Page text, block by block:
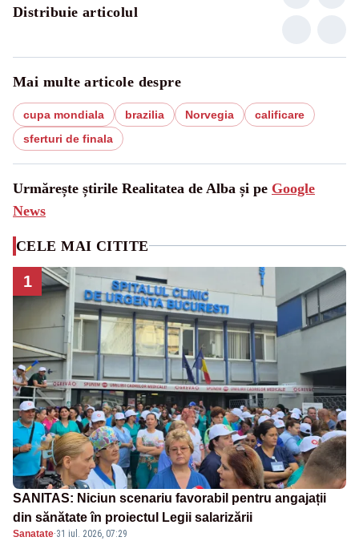
Distribuie articolul
Mai multe articole despre
cupa mondiala brazilia Norvegia
calificare
sferturi de finala
Urmărește știrile Realitatea de Alba și pe Google
News
CELE MAI CITITE
1
SANITAS: Niciun scenariu favorabil pentru angajații
din sănătate în proiectul Legii salarizării
Sanatate·31 iul. 2026, 07:29